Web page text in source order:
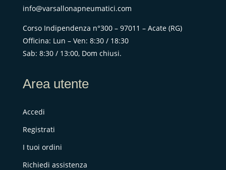
info@varsallonapneumatici.com
Corso Indipendenza n°300 – 97011 – Acate (RG)
Officina: Lun – Ven: 8:30 / 18:30
Sab: 8:30 / 13:00, Dom chiusi.
Area utente
Accedi
Registrati
I tuoi ordini
Richiedi assistenza